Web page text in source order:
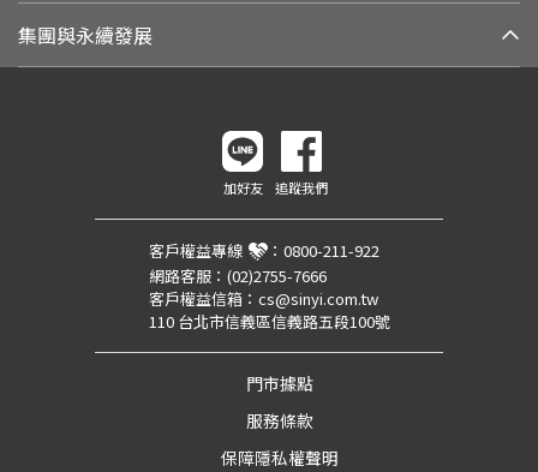
集團與永續發展
加好友 追蹤我們
客戶權益專線 ： 0800-211-922
網路客服： (02)2755-7666
客戶權益信箱： cs@sinyi.com.tw
110 台北市信義區信義路五段100號
門市據點
服務條款
保障隱私權聲明